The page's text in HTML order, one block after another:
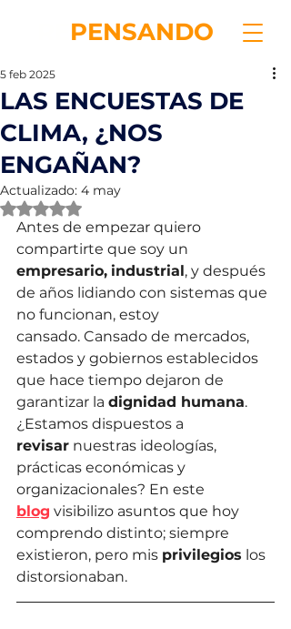
PENSANDO
LAS ENCUESTAS DE
CLIMA, ¿NOS
ENGAÑAN?
5 feb 2025
Actualizado: 4 may
Obtuvo NaN de 5 estrellas.
Antes de empezar quiero
compartirte que soy un
empresario, industrial, y después
de años lidiando con sistemas que
no funcionan, estoy
cansado. Cansado de mercados,
estados y gobiernos establecidos
que hace tiempo dejaron de
garantizar la dignidad humana.
¿Estamos dispuestos a
revisar nuestras ideologías,
prácticas económicas y
organizacionales? En este
blog visibilizo asuntos que hoy
comprendo distinto; siempre
existieron, pero mis privilegios los
distorsionaban.